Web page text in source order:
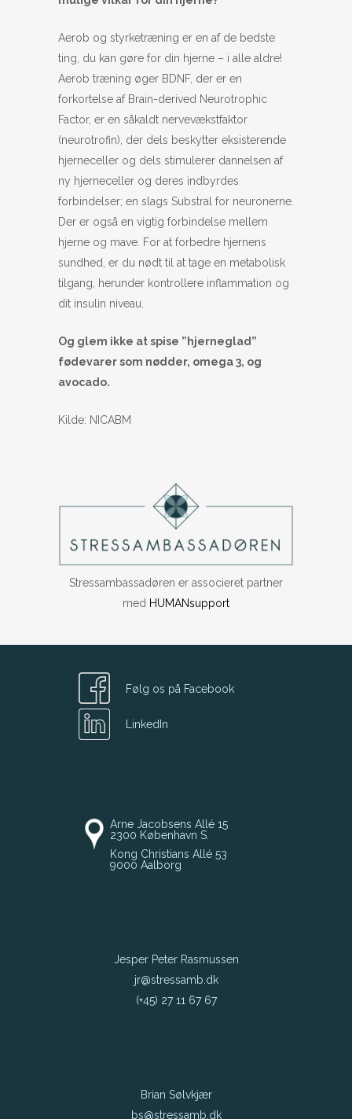
Aerob og styrketræning er en af ​​de bedste
ting, du kan gøre for din hjerne – i alle aldre!
Aerob træning øger BDNF, der er en
forkortelse af Brain-derived Neurotrophic
Factor, er en såkaldt nervevækstfaktor
(neurotrofin), der dels beskytter eksisterende
hjerneceller og dels stimulerer dannelsen af
ny hjerneceller og deres indbyrdes
forbindelser; en slags Substral for neuronerne.
Der er også en vigtig forbindelse mellem
hjerne og mave. For at forbedre hjernens
sundhed, er du nødt til at tage en metabolisk
tilgang, herunder kontrollere inflammation og
dit insulin niveau.
Og glem ikke at spise ”hjerneglad”
fødevarer som nødder, omega 3, og
avocado.
Kilde: NICABM
Stressambassadøren er associeret partner
med HUMANsupport
Følg os på Facebook
LinkedIn
Arne Jacobsens Allé 15
2300 København S.
Kong Christians Allé 53
9000 Aalborg
Jesper Peter Rasmussen
jr@stressamb.dk
(+45) 27 11 67 67
Brian Sølvkjær
bs@stressamb.dk